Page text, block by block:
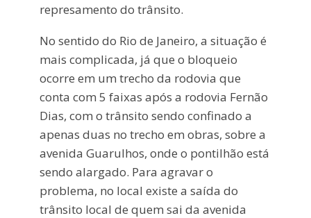
represamento do trânsito.
No sentido do Rio de Janeiro, a situação é
mais complicada, já que o bloqueio
ocorre em um trecho da rodovia que
conta com 5 faixas após a rodovia Fernão
Dias, com o trânsito sendo confinado a
apenas duas no trecho em obras, sobre a
avenida Guarulhos, onde o pontilhão está
sendo alargado. Para agravar o
problema, no local existe a saída do
trânsito local de quem sai da avenida